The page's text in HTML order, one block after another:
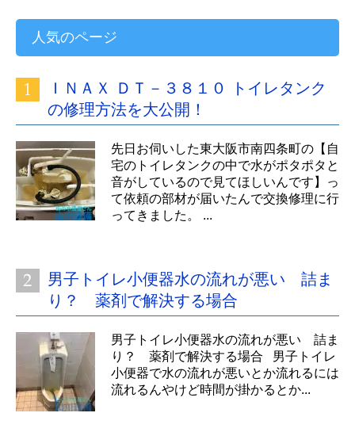
人気のページ
ＩＮＡＸ ＤＴ－３８１０ トイレタンク
の修理方法を大公開！
先日お伺いした東大阪市南四条町の【自
宅のトイレタンクの中で水がポタポタと
音がしているので見てほしいんです】っ
て依頼の部材が届いたんで交換修理に行
ってきました。 ...
男子トイレ小便器水の流れが悪い 詰ま
り？ 薬剤で解決する場合
男子トイレ小便器水の流れが悪い 詰ま
り？ 薬剤で解決する場合 男子トイレ
小便器で水の流れが悪いとか流れるには
流れるんやけど時間が掛かるとか...